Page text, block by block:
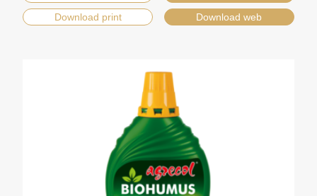
Download print
Download web